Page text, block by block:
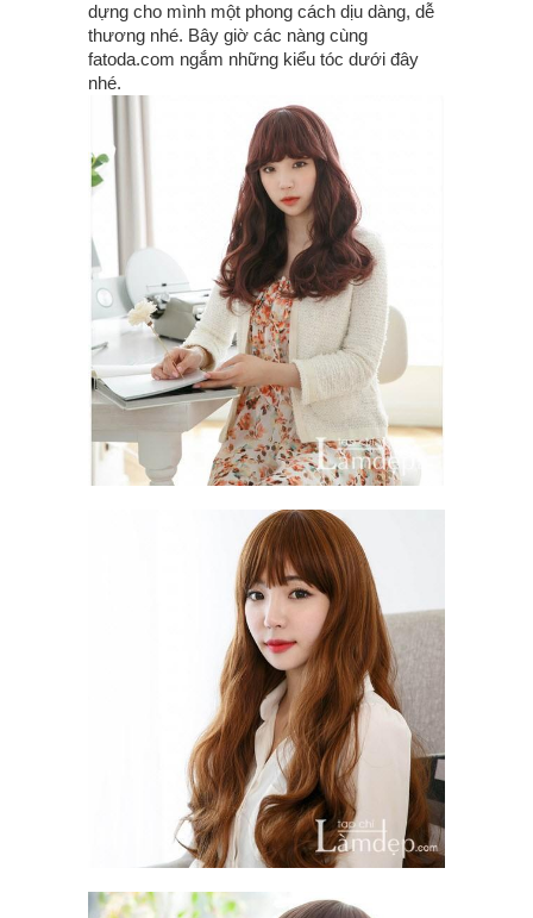
dựng cho mình một phong cách dịu dàng, dễ
thương nhé. Bây giờ các nàng cùng
fatoda.com ngắm những kiểu tóc dưới đây
nhé.